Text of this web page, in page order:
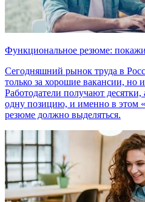
Функциональное резюме:
Сегодняшний рынок труда в
только за хорошие вакансии, но
Работодатели получают
одну позицию, и именно в этом
резюме должно выделяться.